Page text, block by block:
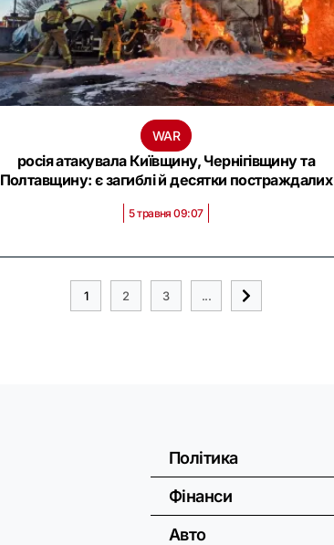
WAR
росія атакувала Київщину, Чернігівщину та
Полтавщину: є загиблі й десятки постраждалих
5 травня 09:07
1 2 3 ...
Політика
Фінанси
Авто